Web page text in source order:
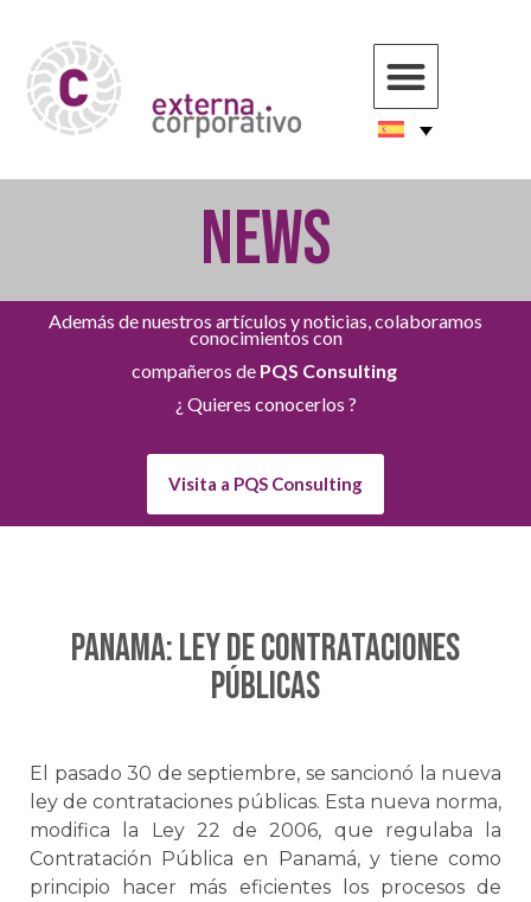
NEWS
Además de nuestros artículos y noticias, colaboramos
conocimientos con
compañeros de PQS Consulting
¿ Quieres conocerlos ?
Visita a PQS Consulting
PANAMA: Ley de Contrataciones
Públicas
El pasado 30 de septiembre, se sancionó la nueva
ley de contrataciones públicas. Esta nueva norma,
modifica la Ley 22 de 2006, que regulaba la
Contratación Pública en Panamá, y tiene como
principio hacer más eficientes los procesos de